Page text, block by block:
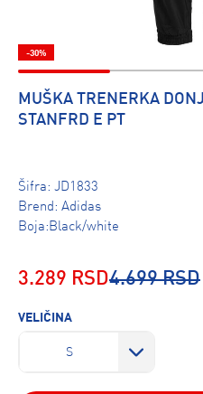
-30%
MUŠKA TRENERKA
STANFRD E PT
Šifra: JD1833
Brend: Adidas
Boja:Black/white
3.289 RSD4.699 RSD
VELIČINA
S